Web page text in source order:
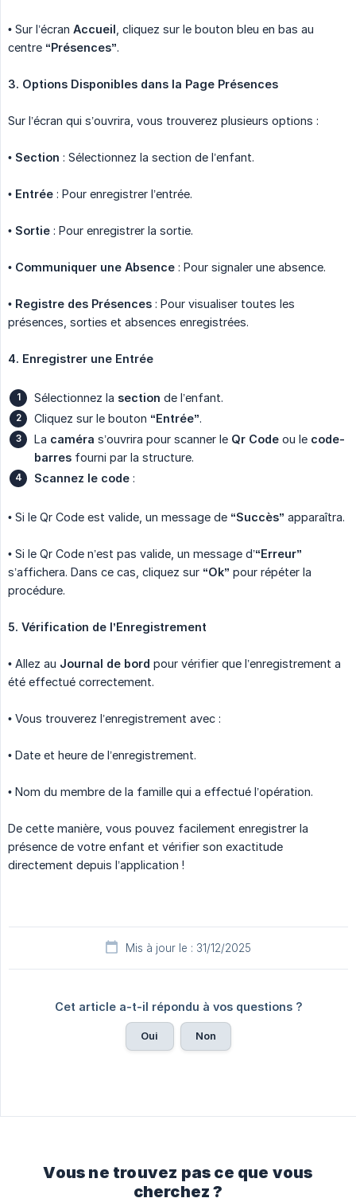
• Sur l’écran Accueil , cliquez sur le bouton bleu en bas au
centre “Présences”.
3. Options Disponibles dans la Page Présences
Sur l’écran qui s’ouvrira, vous trouverez plusieurs options :
• Section : Sélectionnez la section de l’enfant.
• Entrée : Pour enregistrer l’entrée.
• Sortie : Pour enregistrer la sortie.
• Communiquer une Absence : Pour signaler une absence.
• Registre des Présences : Pour visualiser toutes les
présences, sorties et absences enregistrées.
4. Enregistrer une Entrée
Sélectionnez la section de l’enfant.
Cliquez sur le bouton “Entrée”.
La caméra s’ouvrira pour scanner le Qr Code ou le code-
barres fourni par la structure.
Scannez le code :
• Si le Qr Code est valide, un message de “Succès” apparaîtra.
• Si le Qr Code n’est pas valide, un message d’“Erreur”
s’affichera. Dans ce cas, cliquez sur “Ok” pour répéter la
procédure.
5. Vérification de l’Enregistrement
• Allez au Journal de bord pour vérifier que l’enregistrement a
été effectué correctement.
• Vous trouverez l’enregistrement avec :
• Date et heure de l’enregistrement.
• Nom du membre de la famille qui a effectué l’opération.
De cette manière, vous pouvez facilement enregistrer la
présence de votre enfant et vérifier son exactitude
directement depuis l’application !
Mis à jour le : 31/12/2025
Cet article a-t-il répondu à vos questions ?
Oui Non
Vous ne trouvez pas ce que vous
cherchez ?